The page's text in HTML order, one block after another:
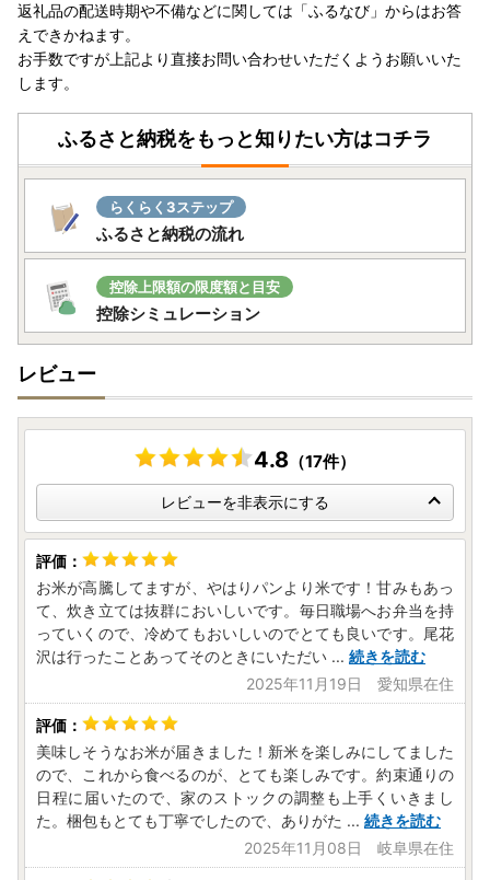
返礼品の配送時期や不備などに関しては「ふるなび」からはお答
えできかねます。
お手数ですが上記より直接お問い合わせいただくようお願いいた
します。
ふるさと納税をもっと知りたい方はコチラ
らくらく3ステップ
ふるさと納税の流れ
控除上限額の限度額と目安
控除シミュレーション
レビュー
4.8 （17件）
レビューを非表示にする
お米が高騰してますが、やはりパンより米です！甘みもあっ
て、炊き立ては抜群においしいです。毎日職場へお弁当を持
っていくので、冷めてもおいしいのでとても良いです。尾花
沢は行ったことあってそのときにいただい ... 続きを読む
2025年11月19日 愛知県在住
美味しそうなお米が届きました！新米を楽しみにしてました
ので、これから食べるのが、とても楽しみです。約束通りの
日程に届いたので、家のストックの調整も上手くいきまし
た。梱包もとても丁寧でしたので、ありがた ... 続きを読む
2025年11月08日 岐阜県在住